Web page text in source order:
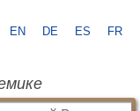
EN DE ES FR